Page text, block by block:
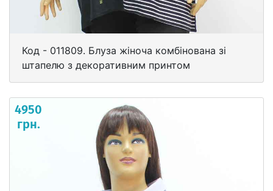
Код - 011809. Блуза жіноча комбінована зі
штапелю з декоративним принтом
4950
грн.